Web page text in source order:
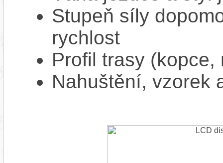
Stupeň síly
rychlost
Profil trasy
Nahuštění, vzorek